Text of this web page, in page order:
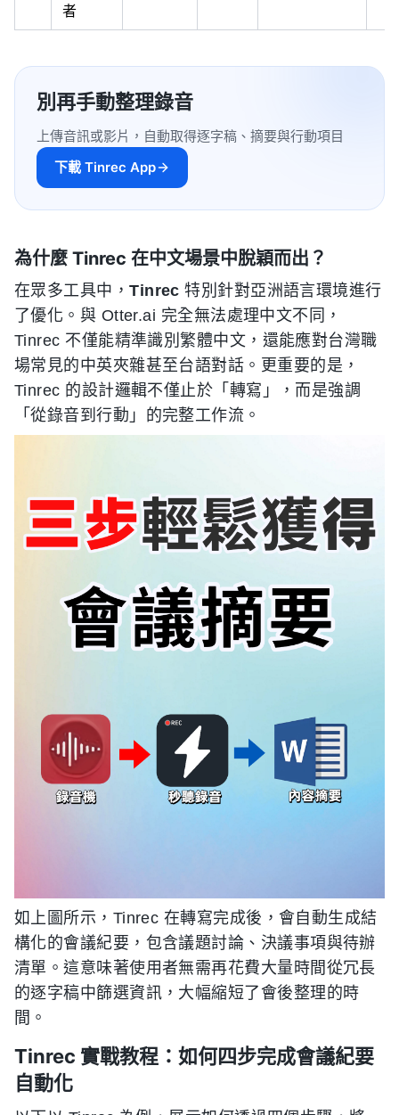
者
別再手動整理錄音
上傳音訊或影片，自動取得逐字稿、摘要與行動項目
下載 Tinrec App
為什麼 Tinrec 在中文場景中脫穎而出？
在眾多工具中，Tinrec 特別針對亞洲語言環境進行
了優化。與 Otter.ai 完全無法處理中文不同，
Tinrec 不僅能精準識別繁體中文，還能應對台灣職
場常見的中英夾雜甚至台語對話。更重要的是，
Tinrec 的設計邏輯不僅止於「轉寫」，而是強調
「從錄音到行動」的完整工作流。
如上圖所示，Tinrec 在轉寫完成後，會自動生成結
構化的會議紀要，包含議題討論、決議事項與待辦
清單。這意味著使用者無需再花費大量時間從冗長
的逐字稿中篩選資訊，大幅縮短了會後整理的時
間。
Tinrec 實戰教程：如何四步完成會議紀要
自動化